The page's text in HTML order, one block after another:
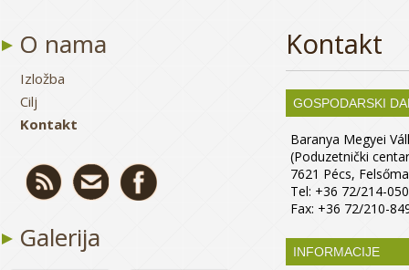
O nama
Izložba
Cilj
Kontakt
Galerija
Kontakt
GOSPODARSKI
Baranya Megyei
(Poduzetnički
7621 Pécs,
Tel: +36 72/214-050
Fax: +36 72/210-
INFORMACIJE